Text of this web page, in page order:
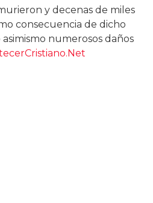
y decenas de miles
consecuencia de dicho
numerosos daños